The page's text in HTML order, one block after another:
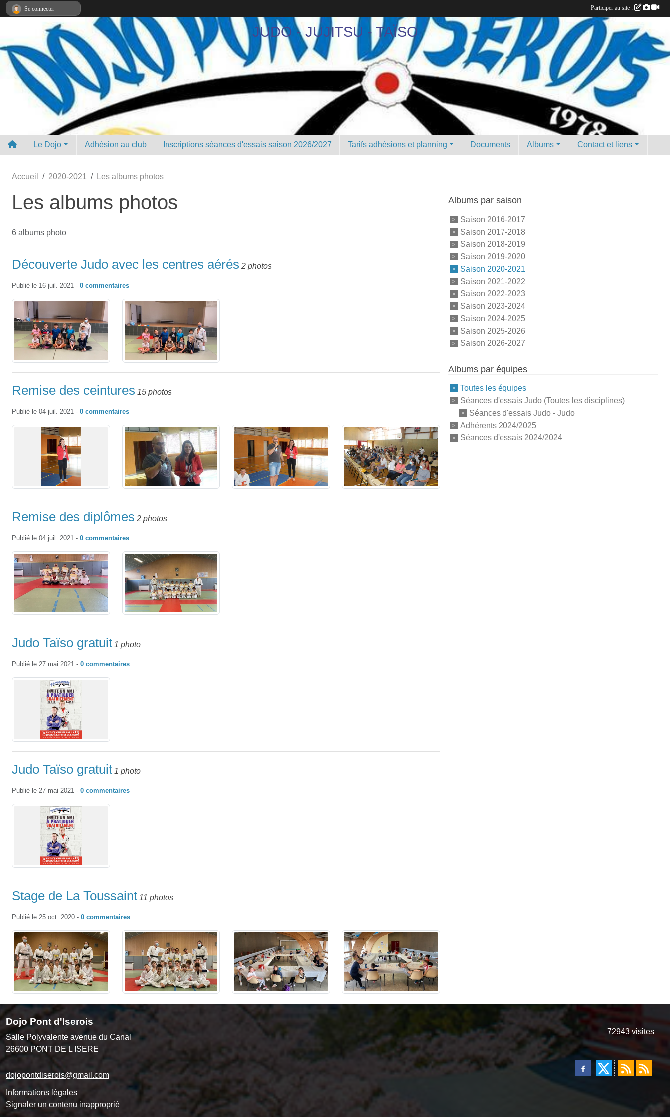
JUDO - JUJITSU - TAÏSO
Le Dojo Adhésion au club Inscriptions séances d'essais saison 2026/2027 Tarifs adhésions et planning Documents Albums Contact et liens
Accueil 2020-2021 Les albums photos
Les albums photos
6 albums photo
Découverte Judo avec les centres aérés 2 photos
Publié le 16 juil. 2021 - 0 commentaires
Remise des ceintures 15 photos
Publié le 04 juil. 2021 - 0 commentaires
Remise des diplômes 2 photos
Publié le 04 juil. 2021 - 0 commentaires
Judo Taïso gratuit 1 photo
Publié le 27 mai 2021 - 0 commentaires
Judo Taïso gratuit 1 photo
Publié le 27 mai 2021 - 0 commentaires
Stage de La Toussaint 11 photos
Publié le 25 oct. 2020 - 0 commentaires
Albums par saison
Saison 2016-2017
Saison 2017-2018
Saison 2018-2019
Saison 2019-2020
Saison 2020-2021
Saison 2021-2022
Saison 2022-2023
Saison 2023-2024
Saison 2024-2025
Saison 2025-2026
Saison 2026-2027
Albums par équipes
Toutes les équipes
Séances d'essais Judo (Toutes les disciplines)
Séances d'essais Judo - Judo
Adhérents 2024/2025
Séances d'essais 2024/2024
Dojo Pont d'Iserois
Salle Polyvalente avenue du Canal
26600 PONT DE L ISERE
dojopontdiserois@gmail.com
Informations légales
Signaler un contenu inapproprié
72943 visites
Se connecter Participer au site :
Panneau de gestion des cookies